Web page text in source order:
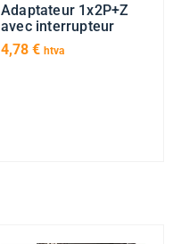
Adaptateur 1x2P+Z
avec interrupteur
4,78 € htva